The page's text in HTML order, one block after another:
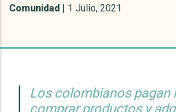
Comunidad | 1 Julio, 2021
Los colombianos pagan
comprar productos y